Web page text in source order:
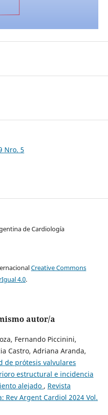
Nro. 5
de Cardiología
Creative Commons
4.0.
autor/a
Fernando Piccinini,
Castro, Adriana Aranda,
de prótesis valvulares
estructural e incidencia
alejado , Revista
Rev Argent Cardiol 2024 Vol.